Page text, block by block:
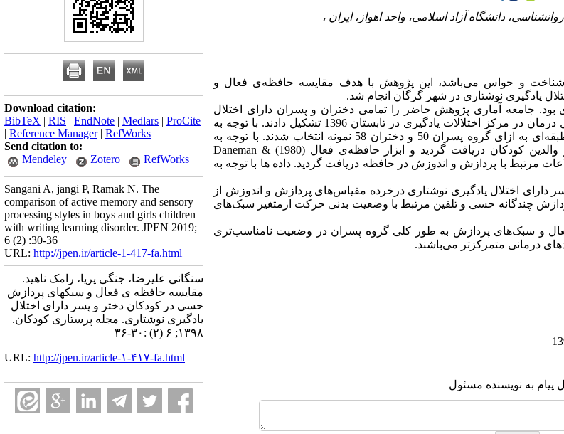
دانشگاه آزاد اسلامی، واحد اهواز، ایران ،
شناخت و حواس میباشد، این پژوهش با هدف مقایسه حافظهی فعال و
یادگیری نوشتاری در شهر گرگان انجام شد.
بود. جامعه آماری پژوهش حاضر را تمامی دختران و پسران دارای اختلال
یادگیری نوشتاری شهرستان گرگان سنین 8 تا 10 در حال درمان در مرکز اختلالات یادگیری در تابستان 1396 تشکیل دادند. با توجه به
ای به ازای گروه پسران 50 و دختران 58 نمونه انتخاب شدند. با توجه به
والدین کودکان دریافت گردید و ابزار حافظه‌ی فعال (1980)
Daneman &
مرتبط با پردازش و اندوزش در حافظه دریافت گردید. داده ها با توجه به
دارای اختلال یادگیری نوشتاری درخرده مقیاس‌های پردازش و اندوزش از
چندگانه حسی و تلقین مرتبط با وضعیت بدنی حرکت ازمتغیر سبک‌های
و سبک‌های پردازش به طور کلی گروه پسران در وضعیت نامناسب‌تری
درمانی متمرکزتر می‌باشند.
پیام به نویسنده مسئول
Download citation:
BibTeX | RIS | EndNote | Medlars | ProCite
| Reference Manager| RefWorks
Send citation to:
Mendeley
Zotero RefWorks
Sangani A, jangi P, Ramak N. The
comparison of active memory and sensory
processing styles in boys and girls children
with writing learning disorder. JPEN 2019;
6 (2) :30-36
URL: http://jpen.ir/article-1-417-fa.html
سنگانی علیرضا، جنگی پریا، رامک ناهید.
مقایسه حافظه ی فعال و سبکهای پردازش
حسی در کودکان دختر و پسر دارای اختلال
یادگیری نوشتاری. مجله پرستاری کودکان.
۱۳۹۸; ۶ (۲) :۳۰-۳۶
URL: http://jpen.ir/article-۱-۴۱۷-fa.html